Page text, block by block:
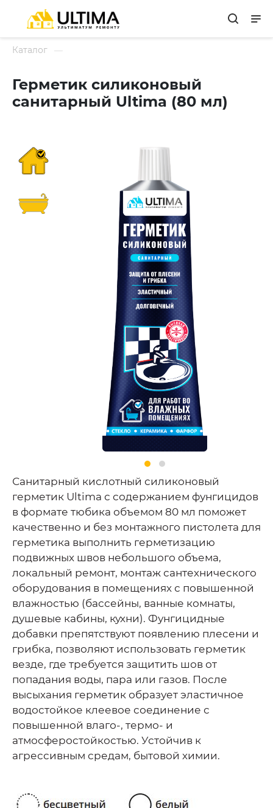
Каталог
Герметик силиконовый
санитарный Ultima (80 мл)
Санитарный кислотный силиконовый
герметик Ultima с содержанием фунгицидов
в формате тюбика объемом 80 мл поможет
качественно и без монтажного пистолета для
герметика выполнить герметизацию
подвижных швов небольшого объема,
локальный ремонт, монтаж сантехнического
оборудования в помещениях с повышенной
влажностью (бассейны, ванные комнаты,
душевые кабины, кухни). Фунгицидные
добавки препятствуют появлению плесени и
грибка, позволяют использовать герметик
везде, где требуется защитить шов от
попадания воды, пара или газов. После
высыхания герметик образует эластичное
водостойкое клеевое соединение с
повышенной влаго-, термо- и
атмосферостойкостью. Устойчив к
агрессивным средам, бытовой химии.